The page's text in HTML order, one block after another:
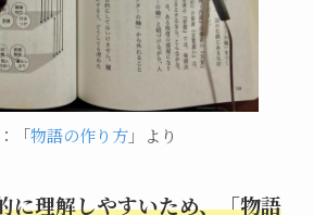
「物語の作り方」より
に理解しやすいため、「物語